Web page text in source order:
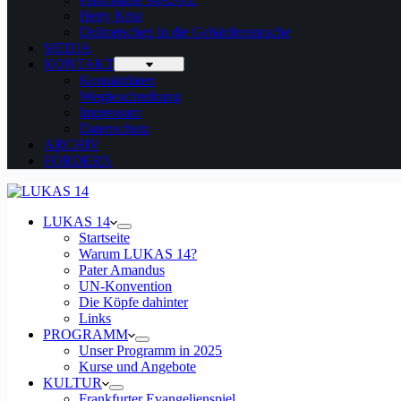
Hetty Krist
Dolmetschen in die Gebärdensprache
MEDIA
KONTAKT
Kontaktdaten
Wegbeschreibung
Impressum
Datenschutz
ARCHIV
FÖRDERN
LUKAS 14
Startseite
Warum LUKAS 14?
Pater Amandus
UN-Konvention
Die Köpfe dahinter
Links
PROGRAMM
Unser Programm in 2025
Kurse und Angebote
KULTUR